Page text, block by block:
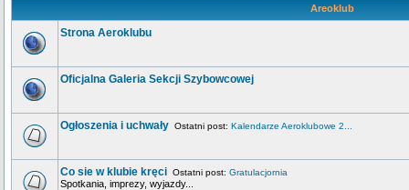
Areoklub
Strona Aeroklubu
Oficjalna Galeria Sekcji Szybowcowej
Ogłoszenia i uchwały Ostatni post: Kalendarze Aeroklubowe 2...
Co sie w klubie kręci Ostatni post: Gratulacjornia
Spotkania, imprezy, wyjazdy...